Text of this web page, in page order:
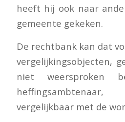
heeft hij ook naar
gemeente gekeken.
De rechtbank kan dat
vergelijkingsobjecten,
niet weersproken
vergelijkbaar met de